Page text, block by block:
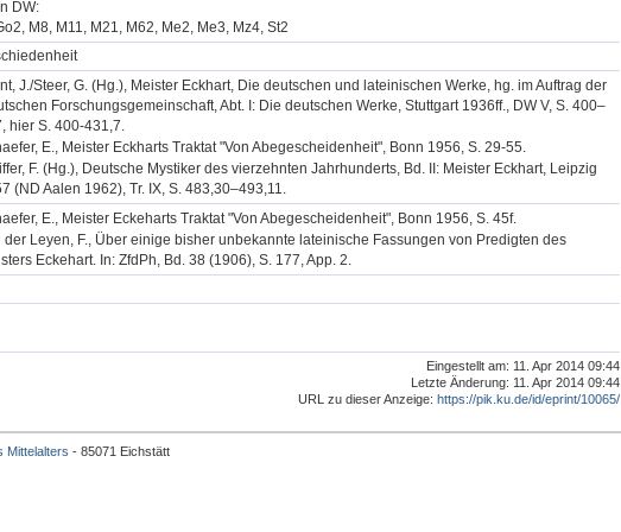
DW:
M8, M11, M21, M62, Me2, Me3, Mz4, St2
J./Steer, G. (Hg.), Meister Eckhart, Die deutschen und lateinischen Werke, hg. im Auftrag der
Forschungsgemeinschaft, Abt. I: Die deutschen Werke, Stuttgart 1936ff., DW V, S. 400–
hier S. 400-431,7.
E., Meister Eckharts Traktat "Von Abegescheidenheit", Bonn 1956, S. 29-55.
F. (Hg.), Deutsche Mystiker des vierzehnten Jahrhunderts, Bd. II: Meister Eckhart, Leipzig
(ND Aalen 1962), Tr. IX, S. 483,30–493,11.
E., Meister Eckeharts Traktat "Von Abegescheidenheit", Bonn 1956, S. 45f.
der Leyen, F., Über einige bisher unbekannte lateinische Fassungen von Predigten des
Eckehart. In: ZfdPh, Bd. 38 (1906), S. 177, App. 2.
Eingestellt am: 11. Apr 2014 09:44
Letzte Änderung: 11. Apr 2014 09:44
URL zu dieser Anzeige: https://pik.ku.de/id/eprint/10065/
Mittelalters - 85071 Eichstätt